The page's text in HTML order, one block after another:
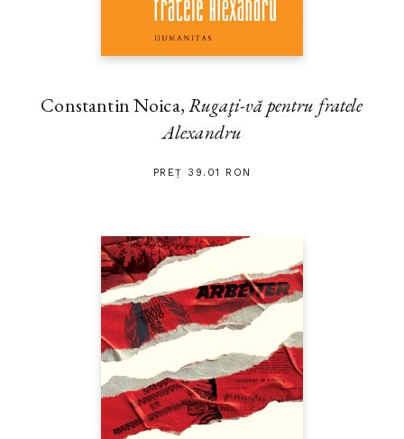
Constantin Noica,Rugaţi-vă pentru fratele
Alexandru
PREȚ 39.01 RON